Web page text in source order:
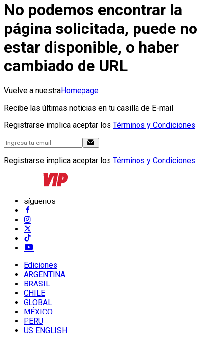
No podemos encontrar la
página solicitada, puede no
estar disponible, o haber
cambiado de URL
Vuelve a nuestraHomepage
Recibe las últimas noticias en tu casilla de E-mail
Registrarse implica aceptar los Términos y Condiciones
Registrarse implica aceptar los Términos y Condiciones
síguenos
Ediciones
ARGENTINA
BRASIL
CHILE
GLOBAL
MÉXICO
PERU
US ENGLISH